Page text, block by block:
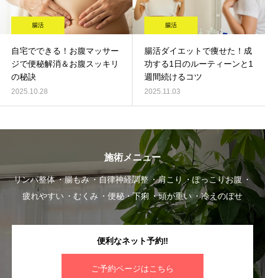
腸活
自宅でできる！お腹マッサー
ジで便秘解消＆お腹スッキリ
の秘訣
2025.10.28
腸活
腸活ダイエットで痩せた！成
功する1日のルーティーンと1
週間続けるコツ
2025.11.03
施術メニュー
リンパ整体 腸もみ 自律神経調整 肩こり
ぽっこりお腹
疲れやすい
むくみ 便秘・下痢 頭が重い 冷えのぼせ
便利なネット予約‼︎
ご予約ページはこちら